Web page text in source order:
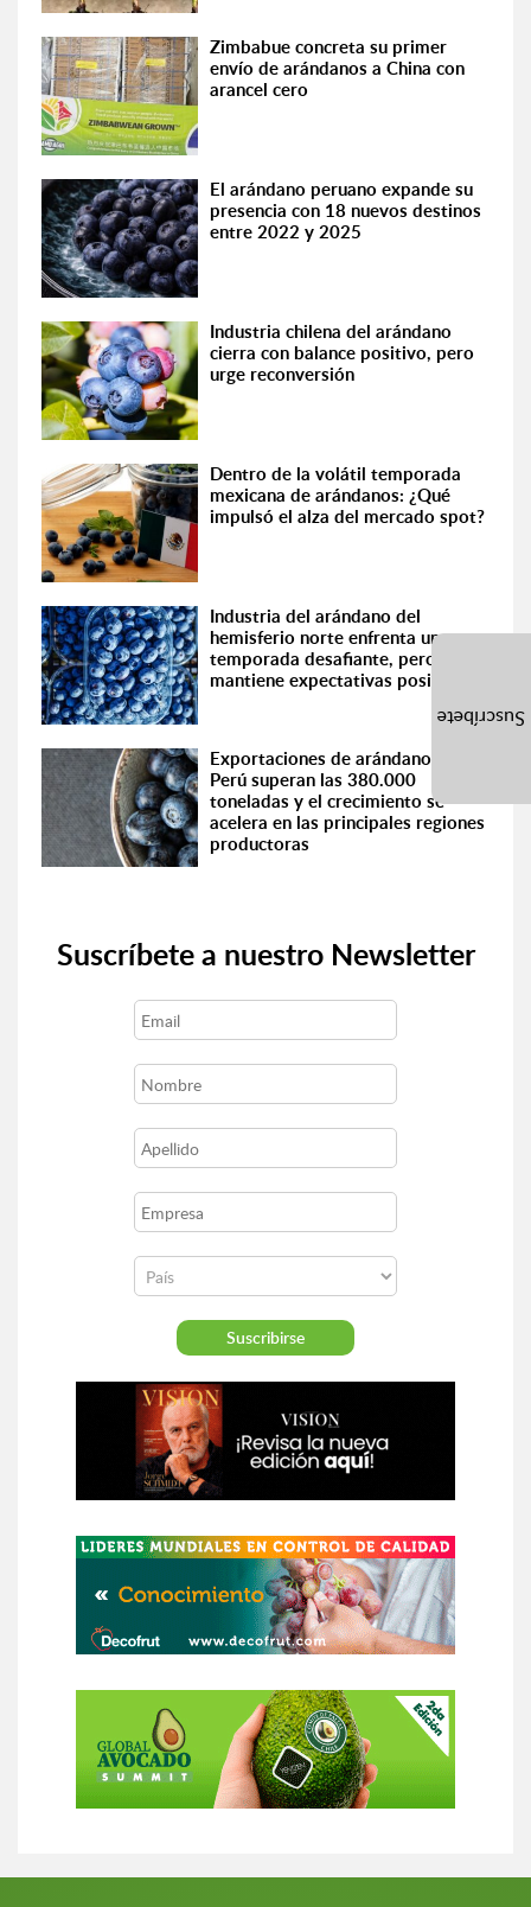
Zimbabue concreta su primer
envío de arándanos a China con
arancel cero
El arándano peruano expande su
presencia con 18 nuevos destinos
entre 2022 y 2025
Industria chilena del arándano
cierra con balance positivo, pero
urge reconversión
Dentro de la volátil temporada
mexicana de arándanos: ¿Qué
impulsó el alza del mercado spot?
Industria del arándano del
hemisferio norte enfrenta una
temporada desafiante, pero
mantiene expectativas positivas
Exportaciones de arándanos de
Perú superan las 380.000
toneladas y el crecimiento se
acelera en las principales regiones
productoras
Suscríbete a nuestro Newsletter
Suscríbete